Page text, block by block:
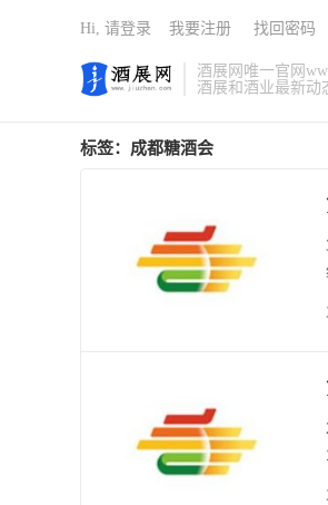
酒展网唯一官网
酒展和酒业最新动
Hi, 请登录 我要注册 找回密码
标签：成都糖酒会